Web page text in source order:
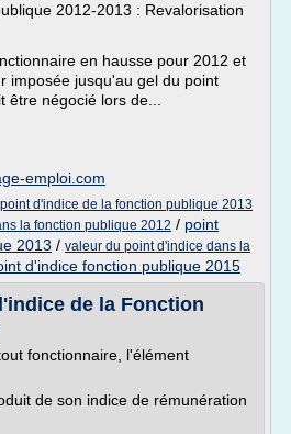
2012-2013 : Revalorisation
en hausse pour 2012 et
imposée jusqu'au gel du point
négocié lors de...
emploi.com
d'indice de la fonction publique 2013
la fonction publique 2012 / point
2013 / valeur du point d'indice dans la
d'indice fonction publique 2015
de la Fonction
fonctionnaire, l'élément
de son indice de rémunération